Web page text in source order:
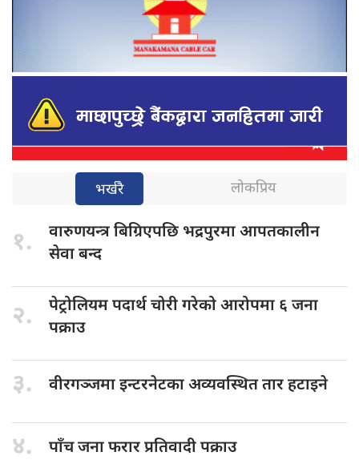
भर्खरै लोकप्रिय
१. वारुणयन्त्र बिग्रिएपछि भद्रपुरमा आपतकालीन
सेवा बन्द
२. पेट्रोलियम पदार्थचोरी गरेको आरोपमा ६ जना
पक्राउ
३. वीरगञ्जमा इन्टरनेटकाअव्यवस्थित तार हटाइने
४. पाँच जनाफरार प्रतिवादी पक्राउ